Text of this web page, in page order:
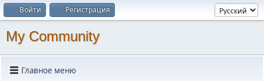
Войти Регистрация
My Community
Главное меню